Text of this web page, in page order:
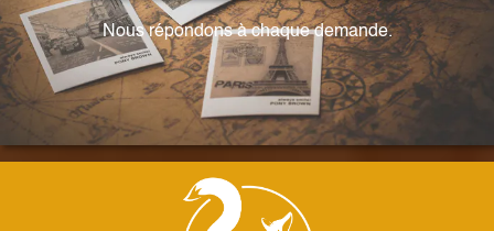
Nous répondons à chaque demande.